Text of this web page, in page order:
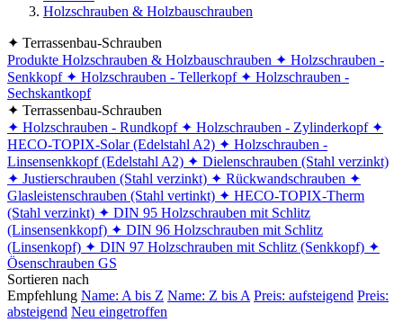
Holzschrauben & Holzbauschrauben
✦ Terrassenbau-Schrauben
Produkte Holzschrauben & Holzbauschrauben ✦ Holzschrauben -
Senkkopf ✦ Holzschrauben - Tellerkopf ✦ Holzschrauben -
Sechskantkopf
✦ Terrassenbau-Schrauben
✦ Holzschrauben - Rundkopf ✦ Holzschrauben - Zylinderkopf ✦
HECO-TOPIX-Solar (Edelstahl A2) ✦ Holzschrauben -
Linsensenkkopf (Edelstahl A2) ✦ Dielenschrauben (Stahl verzinkt)
✦ Justierschrauben (Stahl verzinkt) ✦ Rückwandschrauben ✦
Glasleistenschrauben (Stahl vertinkt) ✦ HECO-TOPIX-Therm
(Stahl verzinkt) ✦ DIN 95 Holzschrauben mit Schlitz
(Linsensenkkopf) ✦ DIN 96 Holzschrauben mit Schlitz
(Linsenkopf) ✦ DIN 97 Holzschrauben mit Schlitz (Senkkopf) ✦
Ösenschrauben GS
Sortieren nach
Empfehlung Name: A bis Z Name: Z bis A Preis: aufsteigend Preis:
absteigend Neu eingetroffen